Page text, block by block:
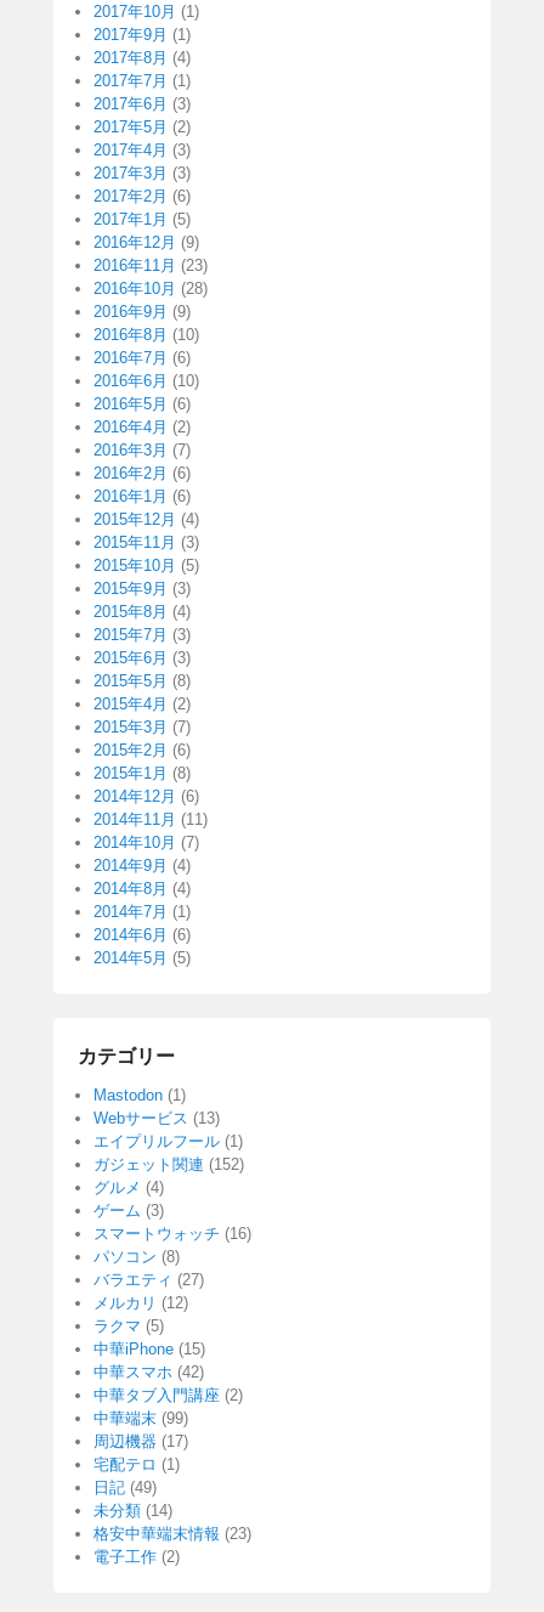
2017年10月 (1)
2017年9月 (1)
2017年8月 (4)
2017年7月 (1)
2017年6月 (3)
2017年5月 (2)
2017年4月 (3)
2017年3月 (3)
2017年2月 (6)
2017年1月 (5)
2016年12月 (9)
2016年11月 (23)
2016年10月 (28)
2016年9月 (9)
2016年8月 (10)
2016年7月 (6)
2016年6月 (10)
2016年5月 (6)
2016年4月 (2)
2016年3月 (7)
2016年2月 (6)
2016年1月 (6)
2015年12月 (4)
2015年11月 (3)
2015年10月 (5)
2015年9月 (3)
2015年8月 (4)
2015年7月 (3)
2015年6月 (3)
2015年5月 (8)
2015年4月 (2)
2015年3月 (7)
2015年2月 (6)
2015年1月 (8)
2014年12月 (6)
2014年11月 (11)
2014年10月 (7)
2014年9月 (4)
2014年8月 (4)
2014年7月 (1)
2014年6月 (6)
2014年5月 (5)
カテゴリー
Mastodon (1)
Webサービス (13)
エイプリルフール (1)
ガジェット関連 (152)
グルメ (4)
ゲーム (3)
スマートウォッチ (16)
パソコン (8)
バラエティ (27)
メルカリ (12)
ラクマ (5)
中華iPhone (15)
中華スマホ (42)
中華タブ入門講座 (2)
中華端末 (99)
周辺機器 (17)
宅配テロ (1)
日記 (49)
未分類 (14)
格安中華端末情報 (23)
電子工作 (2)